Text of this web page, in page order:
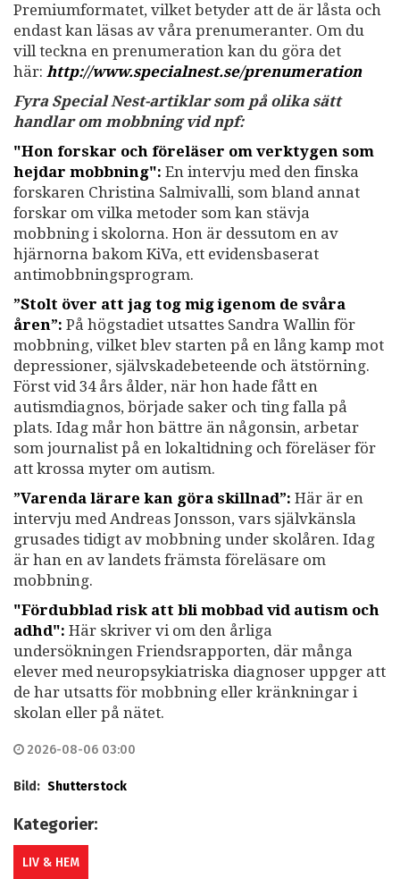
Premiumformatet, vilket betyder att de är låsta och
endast kan läsas av våra prenumeranter. Om du
vill teckna en prenumeration kan du göra det
här: http://www.specialnest.se/prenumeration
Fyra Special Nest-artiklar som på olika sätt
handlar om mobbning vid npf:
"Hon forskar och föreläser om verktygen som
hejdar mobbning": En intervju med den finska
forskaren Christina Salmivalli, som bland annat
forskar om vilka metoder som kan stävja
mobbning i skolorna. Hon är dessutom en av
hjärnorna bakom KiVa, ett evidensbaserat
antimobbningsprogram.
”Stolt över att jag tog mig igenom de svåra
åren”: På högstadiet utsattes Sandra Wallin för
mobbning, vilket blev starten på en lång kamp mot
depressioner, självskadebeteende och ätstörning.
Först vid 34 års ålder, när hon hade fått en
autismdiagnos, började saker och ting falla på
plats. Idag mår hon bättre än någonsin, arbetar
som journalist på en lokaltidning och föreläser för
att krossa myter om autism.
”Varenda lärare kan göra skillnad”: Här är en
intervju med Andreas Jonsson, vars självkänsla
grusades tidigt av mobbning under skolåren. Idag
är han en av landets främsta föreläsare om
mobbning.
"Fördubblad risk att bli mobbad vid autism och
adhd": Här skriver vi om den årliga
undersökningen Friendsrapporten, där många
elever med neuropsykiatriska diagnoser uppger att
de har utsatts för mobbning eller kränkningar i
skolan eller på nätet.
2026-08-06 03:00
Bild: Shutterstock
Kategorier:
LIV & HEM